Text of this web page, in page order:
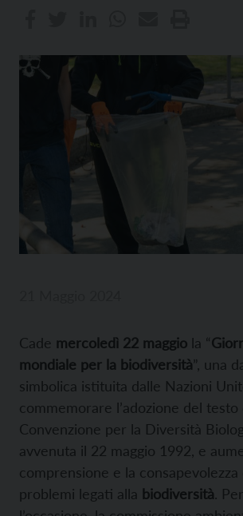
Cade mercoledì 22 maggio la “
mondiale per la biodiversità”, una
simbolica istituita dalle Nazioni
commemorare l’adozione del testo
Convenzione per la Diversità
avvenuta il 22 maggio 1992, e
comprensione e la consapevolezza
problemi legati alla biodiversità. Per